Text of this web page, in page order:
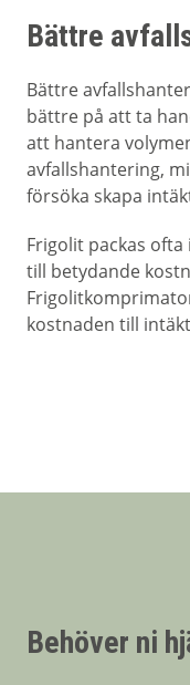
Bättre
Bättre
bättre på att ta
att hantera
avfallshantering,
försöka skapa
Frigolit packas
till betydande
kostnaden till
Behöver ni